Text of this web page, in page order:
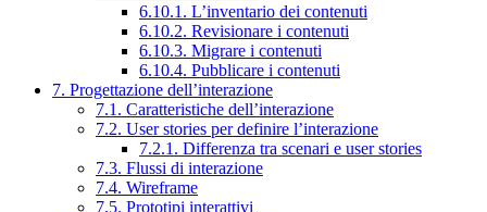
6.10.1. L’inventario dei contenuti
6.10.2. Revisionare i contenuti
6.10.3. Migrare i contenuti
6.10.4. Pubblicare i contenuti
7. Progettazione dell’interazione
7.1. Caratteristiche dell’interazione
7.2. User stories per definire l’interazione
7.2.1. Differenza tra scenari e user stories
7.3. Flussi di interazione
7.4. Wireframe
7.5. Prototipi interattivi